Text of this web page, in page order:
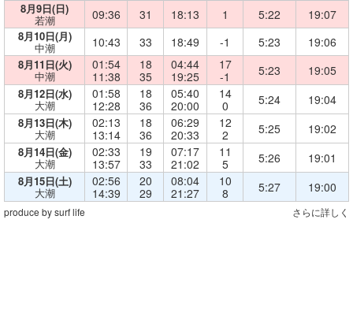
8月9日(日)
若潮 09:36 31 18:13 1 5:22 19:07
8月10日(月)
中潮 10:43 33 18:49 -1 5:23 19:06
8月11日(火)
中潮
01:54
11:38
18
35
04:44
19:25
17
-1
5:23 19:05
8月12日(水)
大潮
01:58
12:28
18
36
05:40
20:00
14
0
5:24 19:04
8月13日(木)
大潮
02:13
13:14
18
36
06:29
20:33
12
2
5:25 19:02
8月14日(金)
大潮
02:33
13:57
19
33
07:17
21:02
11
5
5:26 19:01
8月15日(土)
大潮
02:56
14:39
20
29
08:04
21:27
10
8
5:27 19:00
produce by surf life さらに詳しく